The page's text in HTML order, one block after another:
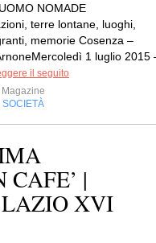
NOMADE
terre lontane, luoghi,
memorie Cosenza –
1 luglio 2015
il seguito
SOCIETÀ
|
XVI